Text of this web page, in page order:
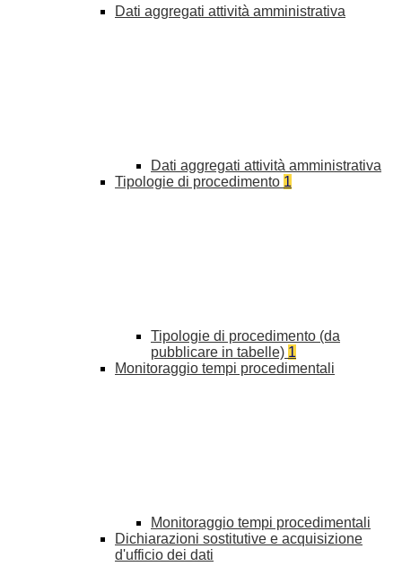
Dati aggregati attività amministrativa
Dati aggregati attività amministrativa
Tipologie di procedimento 1
Tipologie di procedimento (da
pubblicare in tabelle) 1
Monitoraggio tempi procedimentali
Monitoraggio tempi procedimentali
Dichiarazioni sostitutive e acquisizione
d'ufficio dei dati